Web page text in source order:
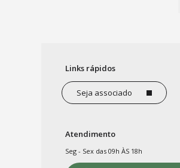
Links rápidos
Seja associado
Atendimento
Seg - Sex das 09h ÀS 18h